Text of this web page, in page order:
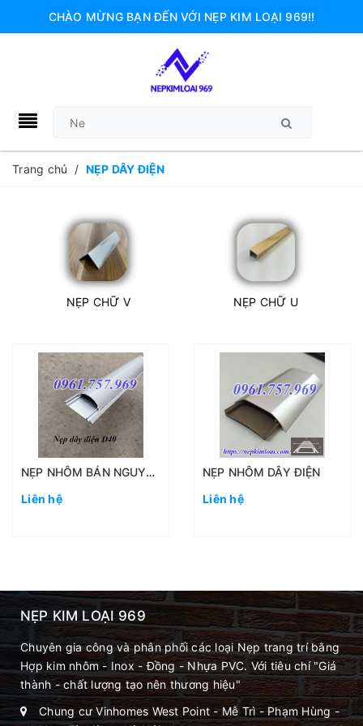
CHÀO MỪNG BẠN ĐẾN VỚI NẸP KIM LOẠI 969!!
Trang chủ / NẸP DÂY ĐIỆN
NẸP CHỮ V NẸP CHỮ U
NẸP NHÔM BÁN NGUYỆT D40
Liên hệ
NẸP NHÔM DÂY ĐIỆN
Liên hệ
NẸP KIM LOẠI 969
Chuyên gia công và phân phối các loại Nẹp trang trí bằng
Hợp kim nhôm - Inox - Đồng - Nhựa PVC. Với tiêu chí "Giá
thành - chất lượng tạo nên thương hiệu"
Chung cư Vinhomes West Point - Mễ Trì - Phạm Hùng -